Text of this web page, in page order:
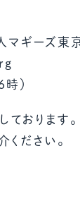
マギーズ東
）
ております。
ください。